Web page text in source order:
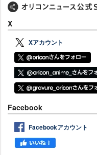
X
Xアカウント
Facebook
Facebookアカウント